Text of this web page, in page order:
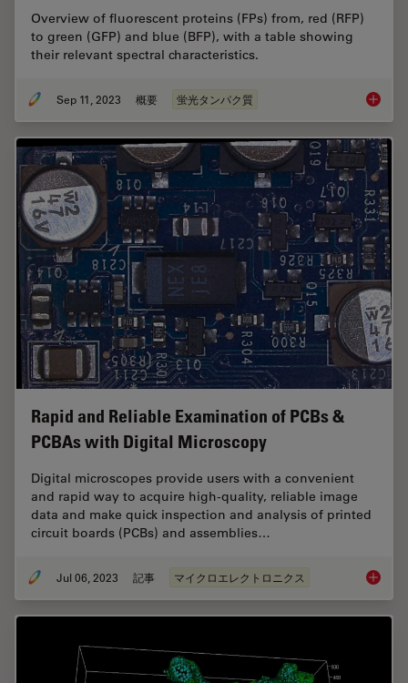
Overview of fluorescent proteins (FPs) from, red (RFP)
to green (GFP) and blue (BFP), with a table showing
their relevant spectral characteristics.
Sep 11, 2023 概要 蛍光タンパク質
Rapid and Reliable Examination of PCBs &
PCBAs with Digital Microscopy
Digital microscopes provide users with a convenient
and rapid way to acquire high-quality, reliable image
data and make quick inspection and analysis of printed
circuit boards (PCBs) and assemblies…
Jul 06, 2023 記事 マイクロエレクトロニクス Rapid